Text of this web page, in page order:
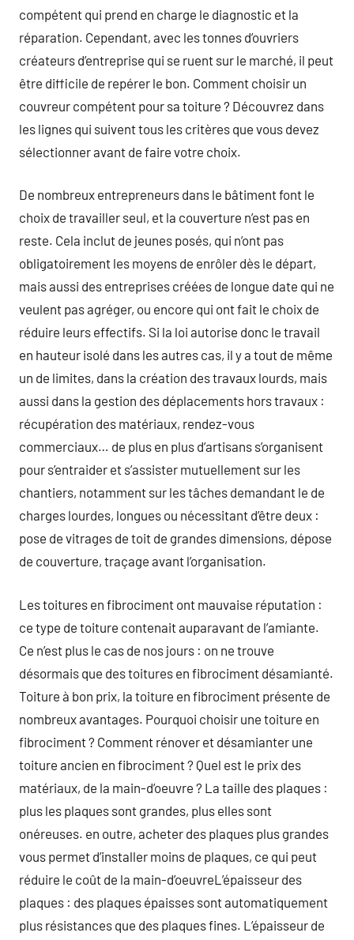
compétent qui prend en charge le diagnostic et la
réparation. Cependant, avec les tonnes d’ouvriers
créateurs d’entreprise qui se ruent sur le marché, il peut
être difficile de repérer le bon. Comment choisir un
couvreur compétent pour sa toiture ? Découvrez dans
les lignes qui suivent tous les critères que vous devez
sélectionner avant de faire votre choix.
De nombreux entrepreneurs dans le bâtiment font le
choix de travailler seul, et la couverture n’est pas en
reste. Cela inclut de jeunes posés, qui n’ont pas
obligatoirement les moyens de enrôler dès le départ,
mais aussi des entreprises créées de longue date qui ne
veulent pas agréger, ou encore qui ont fait le choix de
réduire leurs effectifs. Si la loi autorise donc le travail
en hauteur isolé dans les autres cas, il y a tout de même
un de limites, dans la création des travaux lourds, mais
aussi dans la gestion des déplacements hors travaux :
récupération des matériaux, rendez-vous
commerciaux… de plus en plus d’artisans s’organisent
pour s’entraider et s’assister mutuellement sur les
chantiers, notamment sur les tâches demandant le de
charges lourdes, longues ou nécessitant d’être deux :
pose de vitrages de toit de grandes dimensions, dépose
de couverture, traçage avant l’organisation.
Les toitures en fibrociment ont mauvaise réputation :
ce type de toiture contenait auparavant de l’amiante.
Ce n’est plus le cas de nos jours : on ne trouve
désormais que des toitures en fibrociment désamianté.
Toiture à bon prix, la toiture en fibrociment présente de
nombreux avantages. Pourquoi choisir une toiture en
fibrociment ? Comment rénover et désamianter une
toiture ancien en fibrociment ? Quel est le prix des
matériaux, de la main-d’oeuvre ? La taille des plaques :
plus les plaques sont grandes, plus elles sont
onéreuses. en outre, acheter des plaques plus grandes
vous permet d’installer moins de plaques, ce qui peut
réduire le coût de la main-d’oeuvreL’épaisseur des
plaques : des plaques épaisses sont automatiquement
plus résistances que des plaques fines. L’épaisseur de